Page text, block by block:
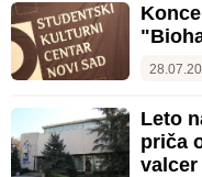
Leto
priča
valcer